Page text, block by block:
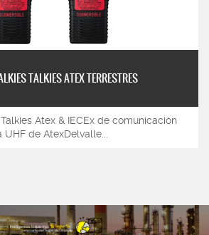
TALKIES ATEX TERRESTRES
Atex & IECEx de comunicación
de AtexDelvalle...